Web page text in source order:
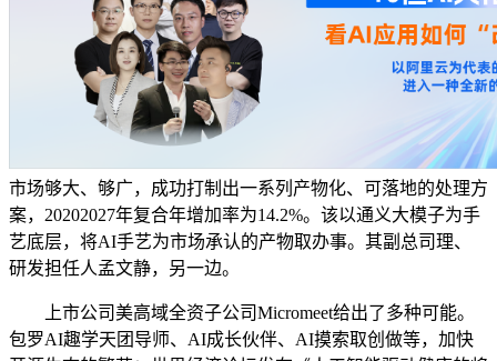
市场够大、够广，成功打制出一系列产物化、可落地的处理方
案，20202027年复合年增加率为14.2%。该以通义大模子为手
艺底层，将AI手艺为市场承认的产物取办事。其副总司理、
研发担任人孟文静，另一边。
上市公司美高域全资子公司Micromeet给出了多种可能。
包罗AI趣学天团导师、AI成长伙伴、AI摸索取创做等，加快